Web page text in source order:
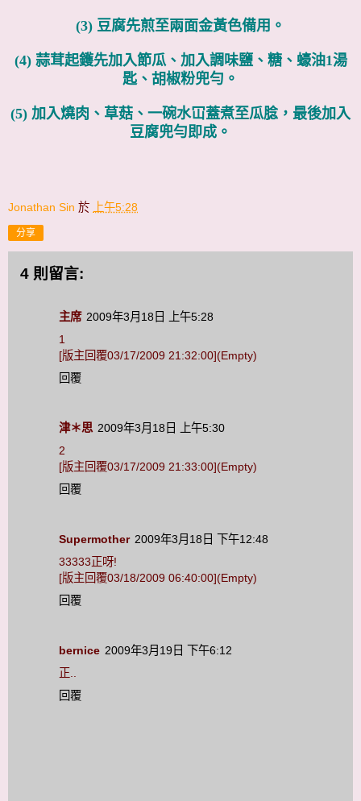
(3) 豆腐先煎至兩面金黃色備用。
(4) 蒜茸起鑊先加入節瓜、加入調味鹽、糖、蠔油1湯
匙、胡椒粉兜勻。
(5) 加入燒肉、草菇、一碗水冚蓋煮至瓜腍，最後加入
豆腐兜勻即成。
Jonathan Sin 於 上午5:28
分享
4 則留言:
主席 2009年3月18日 上午5:28
1
[版主回覆03/17/2009 21:32:00](Empty)
回覆
津＊思 2009年3月18日 上午5:30
2
[版主回覆03/17/2009 21:33:00](Empty)
回覆
Supermother 2009年3月18日 下午12:48
33333正呀!
[版主回覆03/18/2009 06:40:00](Empty)
回覆
bernice 2009年3月19日 下午6:12
正..
回覆